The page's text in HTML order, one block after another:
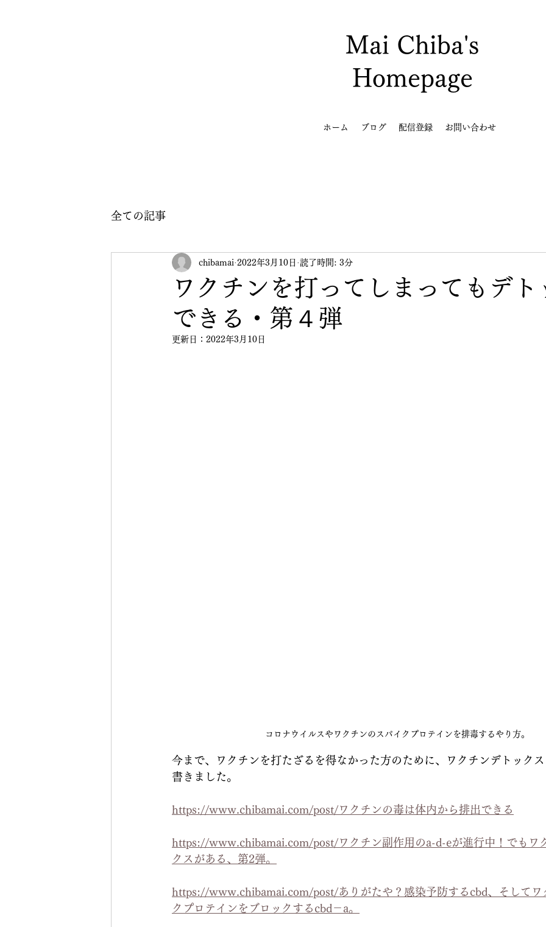
Mai Chiba's
Homepage
ホーム ブログ 配信登録 お問い合わせ
全ての記事
ワクチンを打ってしまってもデト
できる・第４弾
chibamai 2022年3月10日 読了時間: 3分
更新日： 2022年3月10日
コロナウイルスやワクチンのスパイクプロテインを排毒するやり方。
今まで、ワクチンを打たざるを得なかった方のために、ワクチンデトック
書きました。
https://www.chibamai.com/post/ワクチンの毒は体内から排出できる
https://www.chibamai.com/post/ワクチン副作用のa-d-eが進行中！でもワ
クスがある、第2弾。
https://www.chibamai.com/post/ありがたや？感染予防するcbd、そしてワ
クプロテインをブロックするcbd－a。